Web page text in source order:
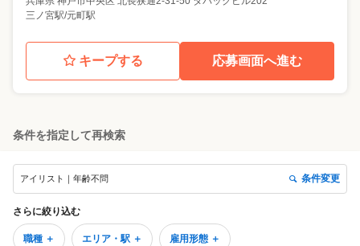
三ノ宮駅/元町駅
キープする 応募画面へ進む
条件を指定して再検索
アイリスト｜年齢不問 条件変更
さらに絞り込む
職種 ＋ エリア・駅 ＋ 雇用形態 ＋